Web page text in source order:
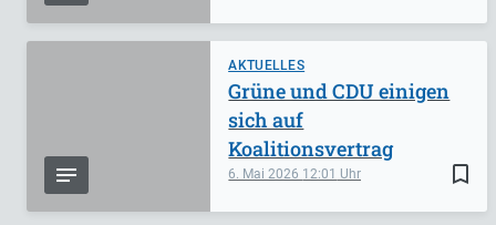
AKTUELLES
bookmark_border
6. Mai 2026 12:01
Grüne und CDU einigen
sich auf
Koalitionsvertrag